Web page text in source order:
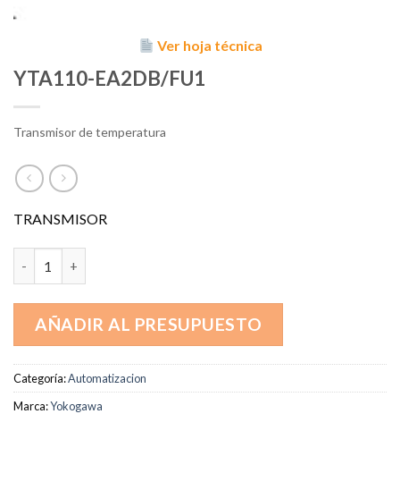
Ver hoja técnica
YTA110-EA2DB/FU1
Transmisor de temperatura
TRANSMISOR
AÑADIR AL PRESUPUESTO
Categoría:Automatizacion
Marca:Yokogawa